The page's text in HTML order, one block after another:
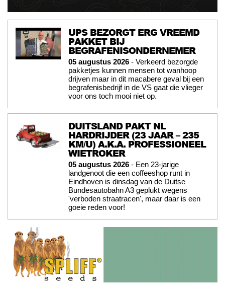
UPS BEZORGT ERG VREEMD
PAKKET BIJ
BEGRAFENISONDERNEMER
05 augustus 2026 - Verkeerd bezorgde
pakketjes kunnen mensen tot wanhoop
drijven maar in dit macabere geval bij een
begrafenisbedrijf in de VS gaat die vlieger
voor ons toch mooi niet op.
DUITSLAND PAKT NL
HARDRIJDER (23 JAAR – 235
KM/U) A.K.A. PROFESSIONEEL
WIETROKER
05 augustus 2026 - Een 23-jarige
landgenoot die een coffeeshop runt in
Eindhoven is dinsdag van de Duitse
Bundesautobahn A3 geplukt wegens
'verboden straatracen', maar daar is een
goeie reden voor!